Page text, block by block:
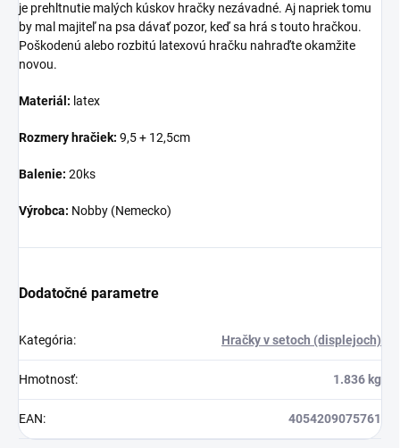
je prehltnutie malých kúskov hračky nezávadné. Aj napriek tomu
by mal majiteľ na psa dávať pozor, keď sa hrá s touto hračkou.
Poškodenú alebo rozbitú latexovú hračku nahraďte okamžite
novou.
Materiál: latex
Rozmery hračiek: 9,5 + 12,5cm
Balenie: 20ks
Výrobca: Nobby (Nemecko)
Dodatočné parametre
Kategória: Hračky v setoch (displejoch)
Hmotnosť: 1.836 kg
EAN: 4054209075761